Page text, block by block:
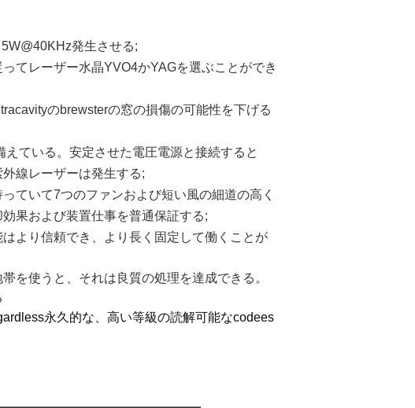
発生させる;
てレーザー水晶YVO4かYAGを選ぶことができ
のbrewsterの窓の損傷の可能性を下げる
ている。安定させた電圧電源と接続すると
線レーザーは発生する;
ていて7つのファンおよび短い風の細道の高く
果および装置仕事を普通保証する;
より信頼でき、より長く固定して働くことが
を使うと、それは良質の処理を達成できる 。
永久的な、高い等級の読解可能なcodees